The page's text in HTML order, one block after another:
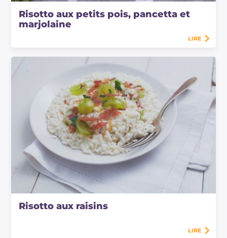
Risotto aux petits pois, pancetta et
marjolaine
LIRE
Risotto aux raisins
LIRE